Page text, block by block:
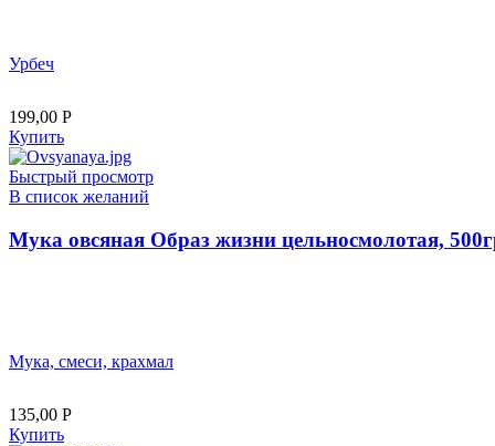
Урбеч
199,00 Р
Купить
Быстрый просмотр
В список желаний
Мука овсяная Образ жизни цельносмолотая,
Мука, смеси, крахмал
135,00 Р
Купить